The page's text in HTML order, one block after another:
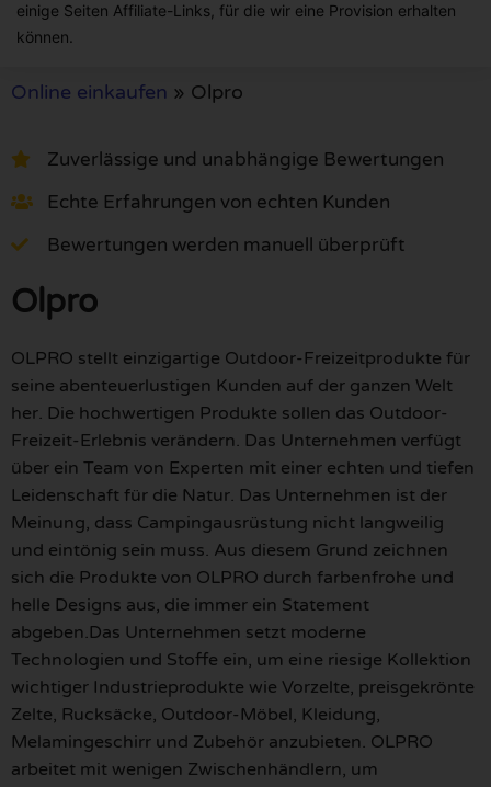
einige Seiten Affiliate-Links, für die wir eine Provision erhalten
können.
Online einkaufen » Olpro
Zuverlässige und unabhängige Bewertungen
Echte Erfahrungen von echten Kunden
Bewertungen werden manuell überprüft
Olpro
OLPRO stellt einzigartige Outdoor-Freizeitprodukte für
seine abenteuerlustigen Kunden auf der ganzen Welt
her. Die hochwertigen Produkte sollen das Outdoor-
Freizeit-Erlebnis verändern. Das Unternehmen verfügt
über ein Team von Experten mit einer echten und tiefen
Leidenschaft für die Natur. Das Unternehmen ist der
Meinung, dass Campingausrüstung nicht langweilig
und eintönig sein muss. Aus diesem Grund zeichnen
sich die Produkte von OLPRO durch farbenfrohe und
helle Designs aus, die immer ein Statement
abgeben.Das Unternehmen setzt moderne
Technologien und Stoffe ein, um eine riesige Kollektion
wichtiger Industrieprodukte wie Vorzelte, preisgekrönte
Zelte, Rucksäcke, Outdoor-Möbel, Kleidung,
Melamingeschirr und Zubehör anzubieten. OLPRO
arbeitet mit wenigen Zwischenhändlern, um